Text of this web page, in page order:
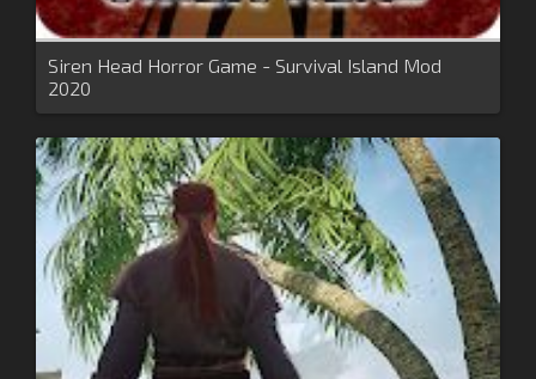
Siren Head Horror Game - Survival Island Mod
2020